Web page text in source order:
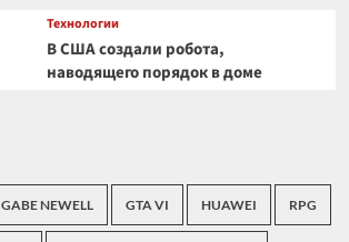
Технологии
В США создали робота,
наводящего порядок в доме
GABE NEWELL GTA VI HUAWEI RPG